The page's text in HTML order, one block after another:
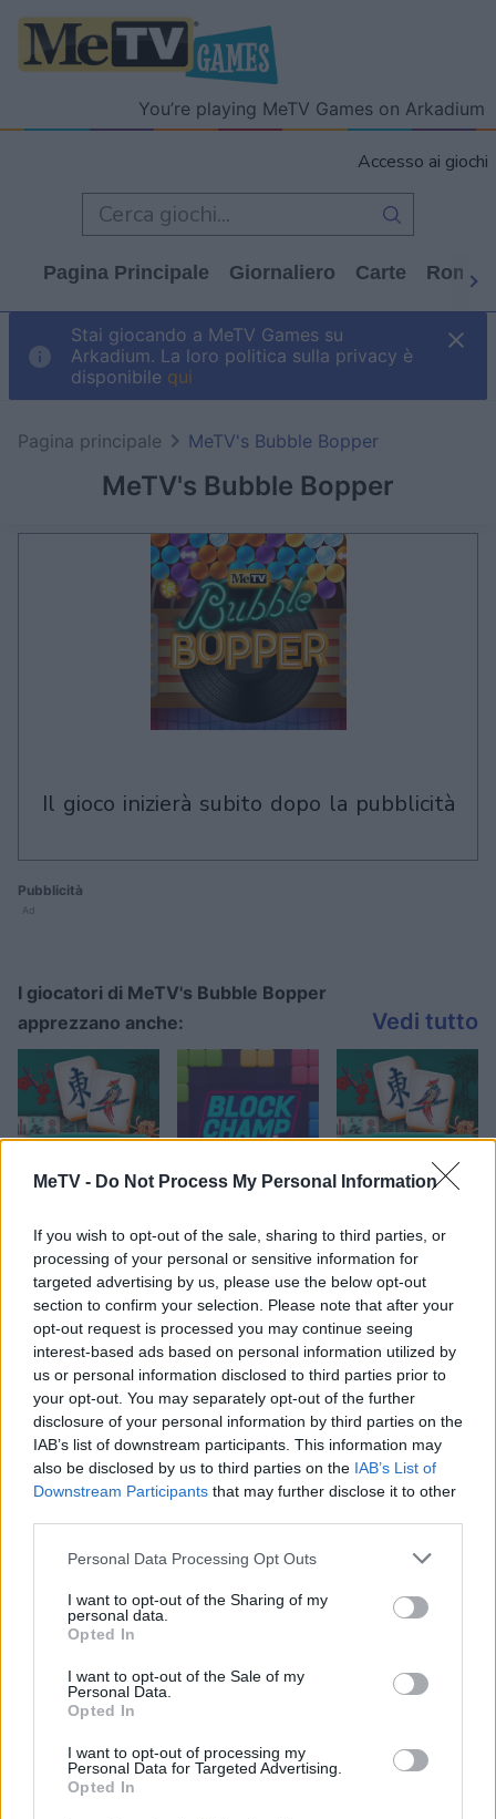
MeTV - Do Not Process My Personal Information
If you wish to opt-out of the sale, sharing to third parties, or
processing of your personal or sensitive information for
targeted advertising by us, please use the below opt-out
section to confirm your selection. Please note that after your
opt-out request is processed you may continue seeing
interest-based ads based on personal information utilized by
us or personal information disclosed to third parties prior to
your opt-out. You may separately opt-out of the further
disclosure of your personal information by third parties on the
IAB’s list of downstream participants. This information may
also be disclosed by us to third parties on the IAB’s List of
Downstream Participants that may further disclose it to other
Personal Data Processing Opt Outs
I want to opt-out of the Sharing of my
personal data.
Opted In
I want to opt-out of the Sale of my
Personal Data.
Opted In
I want to opt-out of processing my
Personal Data for Targeted Advertising.
Opted In
You’re playing MeTV Games on Arkadium
Accesso ai giochi
Pagina Principale Giornaliero Carte
Stai giocando a MeTV Games su
Arkadium. La loro politica sulla privacy è
disponibile qui
MeTV's Bubble Bopper
Pagina principale MeTV's Bubble Bopper
il gioco inizierà subito dopo la pubblicità
Pubblicità
Ad
I giocatori di MeTV's Bubble Bopper
apprezzano anche:
Vedi tutto
Punteggi migliori
Oggi
Questa
settimana
Questo mese
Sarai tu? ACCEDI
KeithJackson 828,700
CHEVYFUZZ 823,560
CLC_1 653,270